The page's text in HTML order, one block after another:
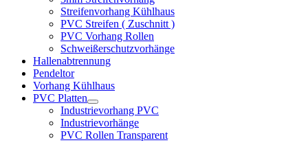
Streifenvorhang Kühlhaus
PVC Streifen ( Zuschnitt )
PVC Vorhang Rollen
Schweißerschutzvorhänge
Hallenabtrennung
Pendeltor
Vorhang Kühlhaus
PVC Platten
Industrievorhang PVC
Industrievorhänge
PVC Rollen Transparent